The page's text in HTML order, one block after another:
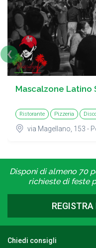
Mascalzone Latino
Ristorante Pizzeria
via Magellano, 153 -
‹
Disponi di almeno 70
richieste di feste
Chiedi consigli